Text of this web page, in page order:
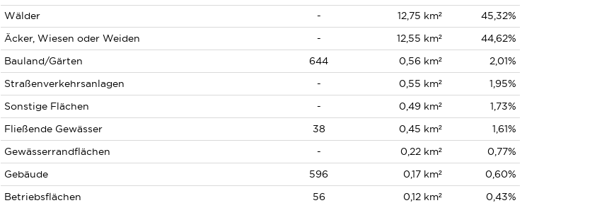
Wälder
- 12,75 km²
45,32%
Äcker, Wiesen oder Weiden
- 12,55 km²
44,62%
Bauland/Gärten
644 0,56 km²
2,01%
Straßenverkehrsanlagen
- 0,55 km²
1,95%
Sonstige Flächen
- 0,49 km²
1,73%
Fließende Gewässer
38 0,45 km²
1,61%
Gewässerrandflächen
- 0,22 km²
0,77%
Gebäude
596 0,17 km²
0,60%
Betriebsflächen
56 0,12 km²
0,43%